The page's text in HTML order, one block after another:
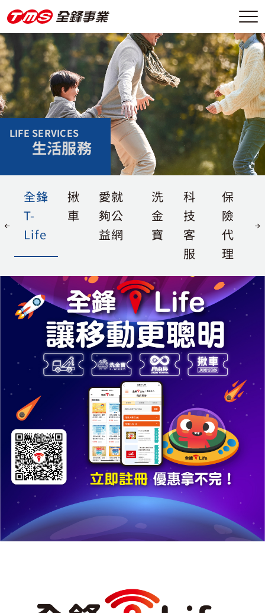
道路救援用戶專區
電子發票查詢
LIFE SERVICES
生活服務
全鋒
T-
Life
揪
車
愛就
夠公
益網
洗
金
寶
科
技
客
服
保
險
代
理